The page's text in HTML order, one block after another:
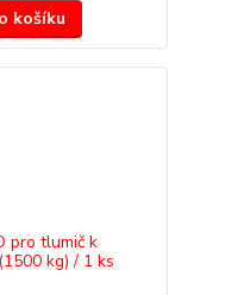
košíku